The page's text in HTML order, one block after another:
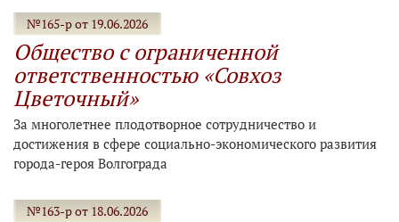
№165-р от 19.06.2026
Общество с ограниченной
ответственностью «Совхоз
Цветочный»
За многолетнее плодотворное сотрудничество и
достижения в сфере социально-экономического развития
города-героя Волгограда
№163-р от 18.06.2026